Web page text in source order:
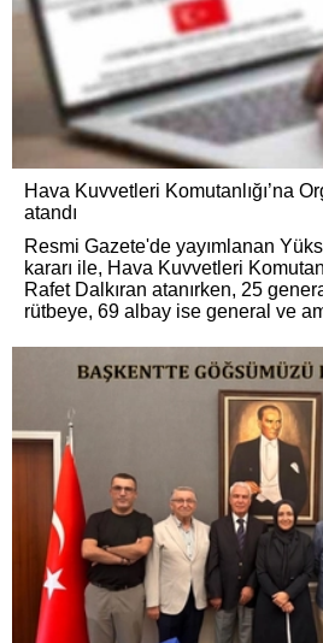
Hava Kuvvetleri Komutanlığı’na
atandı
Resmi Gazete'de yayımlanan
kararı ile, Hava Kuvvetleri
Rafet Dalkıran atanırken, 25
rütbeye, 69 albay ise general ve